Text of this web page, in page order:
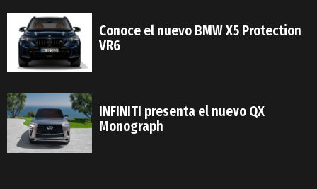
Conoce el nuevo BMW X5 Protection
VR6
INFINITI presenta el nuevo QX
Monograph